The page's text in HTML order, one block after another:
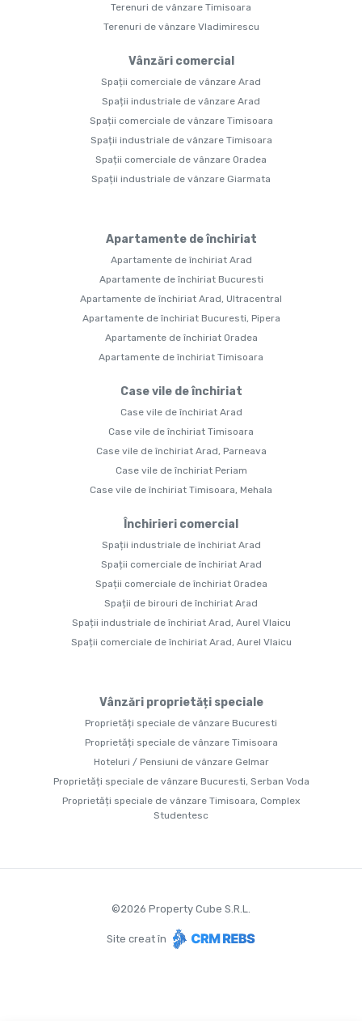
Terenuri de vânzare Timisoara
Terenuri de vânzare Vladimirescu
Vânzări comercial
Spații comerciale de vânzare Arad
Spații industriale de vânzare Arad
Spații comerciale de vânzare Timisoara
Spații industriale de vânzare Timisoara
Spații comerciale de vânzare Oradea
Spații industriale de vânzare Giarmata
Apartamente de închiriat
Apartamente de închiriat Arad
Apartamente de închiriat Bucuresti
Apartamente de închiriat Arad, Ultracentral
Apartamente de închiriat Bucuresti, Pipera
Apartamente de închiriat Oradea
Apartamente de închiriat Timisoara
Case vile de închiriat
Case vile de închiriat Arad
Case vile de închiriat Timisoara
Case vile de închiriat Arad, Parneava
Case vile de închiriat Periam
Case vile de închiriat Timisoara, Mehala
Închirieri comercial
Spații industriale de închiriat Arad
Spații comerciale de închiriat Arad
Spații comerciale de închiriat Oradea
Spații de birouri de închiriat Arad
Spații industriale de închiriat Arad, Aurel Vlaicu
Spații comerciale de închiriat Arad, Aurel Vlaicu
Vânzări proprietăți speciale
Proprietăți speciale de vânzare Bucuresti
Proprietăți speciale de vânzare Timisoara
Hoteluri / Pensiuni de vânzare Gelmar
Proprietăți speciale de vânzare Bucuresti, Serban Voda
Proprietăți speciale de vânzare Timisoara, Complex
Studentesc
©2026 Property Cube S.R.L.
Site creat în